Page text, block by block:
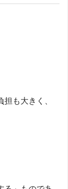
も大きく、